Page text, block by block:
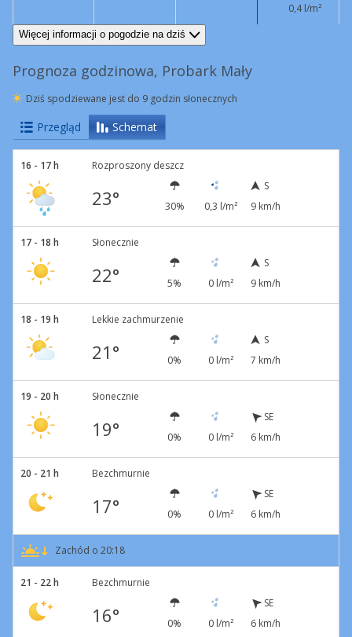
0,4 l/m²
S
9 km/h SE
6 km/h
Więcej informacji o pogodzie na dziś
Prognoza godzinowa, Probark Mały
Dziś spodziewane jest do 9 godzin słonecznych
Przegląd Schemat
16 - 17 h Rozproszony deszcz
23° 30% 0,3 l/m²
S
9 km/h
17 - 18 h Słonecznie
22° 5% 0 l/m²
S
9 km/h
18 - 19 h Lekkie zachmurzenie
21° 0% 0 l/m²
S
7 km/h
19 - 20 h Słonecznie
19° 0% 0 l/m²
SE
6 km/h
20 - 21 h Bezchmurnie
17° 0% 0 l/m²
SE
6 km/h
Zachód o 20:18
21 - 22 h Bezchmurnie
16° 0% 0 l/m²
SE
6 km/h